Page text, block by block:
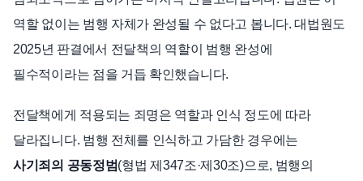
역할 없이는 범행 자체가 완성될 수 없다고 봅니다. 대법원도
2025년 판결에서 전달책의 역할이 범행 완성에
필수적이라는 점을 거듭 확인했습니다.
전달책에게 적용되는 죄명은 역할과 인식 정도에 따라
달라집니다. 범행 전체를 인식하고 가담한 경우에는
사기죄의 공동정범(형법 제347조·제30조)으로, 범행의